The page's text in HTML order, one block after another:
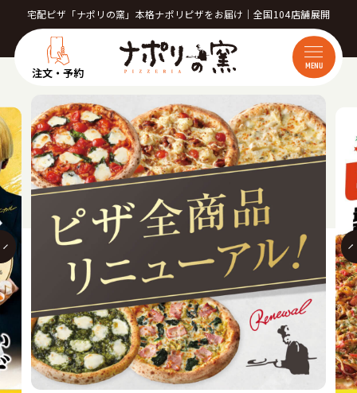
宅配ピザ「ナポリの窯」本格ナポリピザをお届け｜全国104店舗展開
注文・予約 MENU